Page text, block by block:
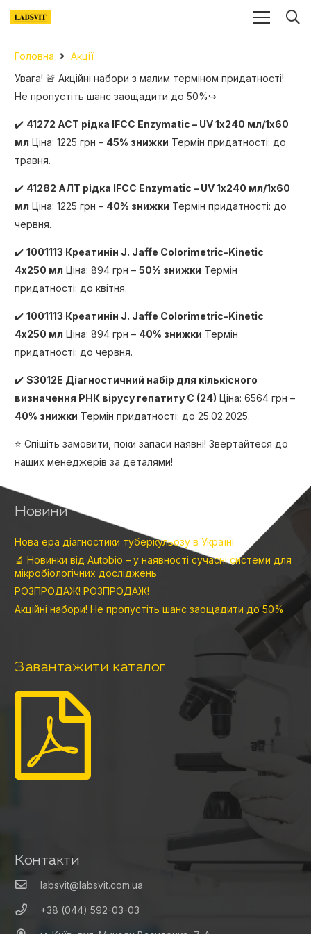
Головна
Акції
Увага! 🚨 Акційні набори з малим терміном придатності!
Не пропустіть шанс заощадити до 50%↪
✔️ 41272 АСТ рідка IFCC Enzymatic – UV 1х240 мл/1х60
мл Ціна: 1225 грн – 45% знижки Термін придатності: до
травня.
✔️ 41282 АЛТ рідка IFCC Enzymatic – UV 1х240 мл/1х60
мл Ціна: 1225 грн – 40% знижки Термін придатності: до
червня.
✔️ 1001113 Креатинін J. Jaffe Colorimetric-Kinetic
4х250 мл Ціна: 894 грн – 50% знижки Термін
придатності: до квітня.
✔️ 1001113 Креатинін J. Jaffe Colorimetric-Kinetic
4х250 мл Ціна: 894 грн – 40% знижки Термін
придатності: до червня.
✔️ S3012Е Діагностичний набір для кількісного
визначення РНК вірусу гепатиту С (24) Ціна: 6564 грн –
40% знижки Термін придатності: до 25.02.2025.
⭐️ Спішіть замовити, поки запаси наявні! Звертайтеся до
наших менеджерів за деталями!
Новини
Нова ера діагностики туберкульозу в Україні
🔬 Новинки від Autobio – у наявності сучасні системи для
мікробіологічних досліджень
РОЗПРОДАЖ! РОЗПРОДАЖ!
Акційні набори! Не пропустіть шанс заощадити до 50%
Завантажити каталог
Контакти
labsvit@labsvit.com.ua
+38 (044) 592-03-03